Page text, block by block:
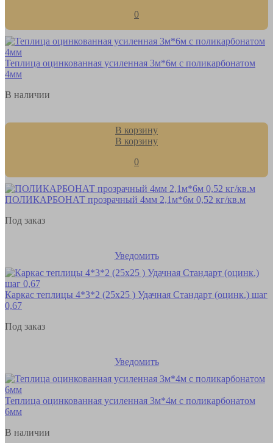
0
Теплица оцинкованная усиленная 3м*6м с поликарбонатом
4мм
В наличии
В корзину
В корзину
0
ПОЛИКАРБОНАТ прозрачный 4мм 2,1м*6м 0,52 кг/кв.м
Под заказ
Уведомить
Каркас теплицы 4*3*2 (25х25 ) Удачная Стандарт (оцинк.) шаг
0,67
Под заказ
Уведомить
Теплица оцинкованная усиленная 3м*4м с поликарбонатом
6мм
В наличии